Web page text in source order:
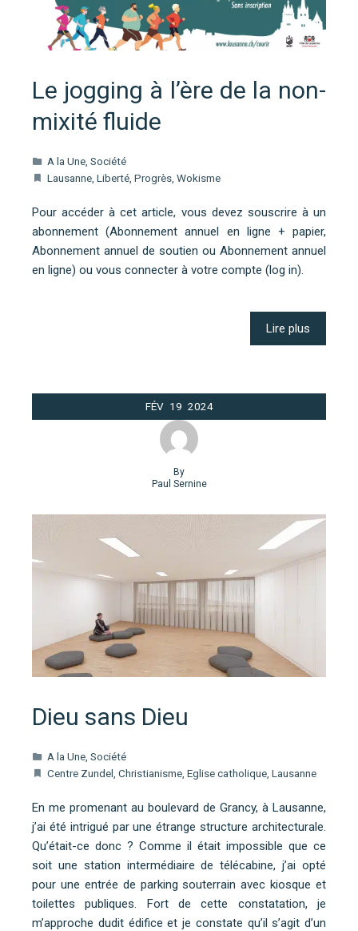
Le jogging à l’ère de la non-
mixité fluide
A la Une Société
Lausanne Liberté Progrès Wokisme
Pour accéder à cet article, vous devez souscrire à un
abonnement (Abonnement annuel en ligne + papier,
Abonnement annuel de soutien ou Abonnement annuel
en ligne) ou vous connecter à votre compte (log in).
Lire plus
FÉV 19 2024
By
Paul Sernine
Dieu sans Dieu
A la Une Société
Centre Zundel Christianisme Eglise catholique Lausanne
En me promenant au boulevard de Grancy, à Lausanne,
j’ai été intrigué par une étrange structure architecturale.
Qu’était-ce donc ? Comme il était impossible que ce
soit une station intermédiaire de télécabine, j’ai opté
pour une entrée de parking souterrain avec kiosque et
toilettes publiques. Fort de cette constatation, je
m’approche dudit édifice et je constate qu’il s’agit d’un